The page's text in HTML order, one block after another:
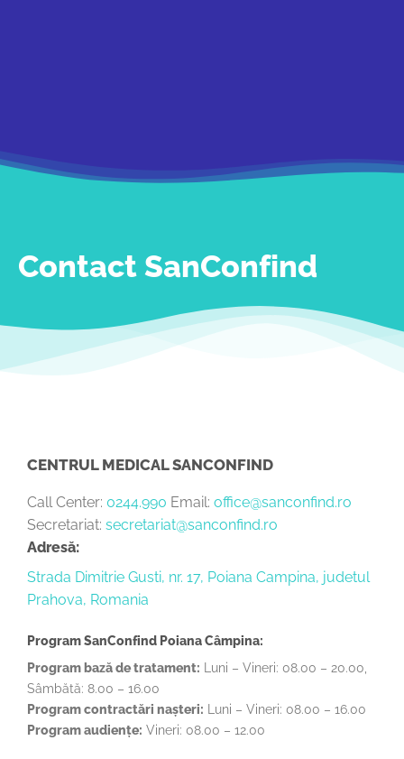
Contact SanConfind
CENTRUL MEDICAL SANCONFIND
Call Center: 0244.990 Email: office@sanconfind.ro
Secretariat: secretariat@sanconfind.ro
Adresă:
Strada Dimitrie Gusti, nr. 17, Poiana Campina, judetul
Prahova, Romania
Program SanConfind Poiana Câmpina:
Program bază de tratament: Luni – Vineri: 08.00 – 20.00,
Sâmbătă: 8.00 – 16.00
Program contractări nașteri: Luni – Vineri: 08.00 – 16.00
Program audiențe: Vineri: 08.00 – 12.00